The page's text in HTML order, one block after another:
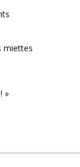
miettes
»